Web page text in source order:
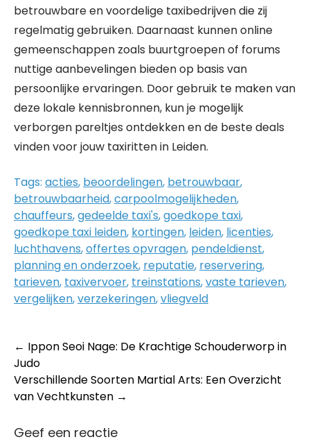
betrouwbare en voordelige taxibedrijven die zij
regelmatig gebruiken. Daarnaast kunnen online
gemeenschappen zoals buurtgroepen of forums
nuttige aanbevelingen bieden op basis van
persoonlijke ervaringen. Door gebruik te maken van
deze lokale kennisbronnen, kun je mogelijk
verborgen pareltjes ontdekken en de beste deals
vinden voor jouw taxiritten in Leiden.
Tags: acties, beoordelingen, betrouwbaar,
betrouwbaarheid,carpoolmogelijkheden,
chauffeurs,gedeelde taxi's,goedkope taxi,
goedkope taxi leiden, kortingen, leiden, licenties,
luchthavens,offertes opvragen, pendeldienst,
planning en onderzoek, reputatie, reservering,
tarieven, taxivervoer, treinstations,vaste tarieven,
vergelijken,verzekeringen,vliegveld
Post
navigation
← Ippon Seoi Nage: De Krachtige Schouderworp in
Judo
Verschillende Soorten Martial Arts: Een Overzicht
van Vechtkunsten →
Geef een reactie